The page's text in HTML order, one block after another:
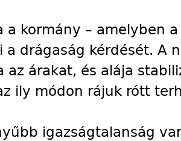
a kormány – amelyben
a drágaság kérdését. A
az árakat, és alája
ily módon rájuk rótt
igazságtalanság